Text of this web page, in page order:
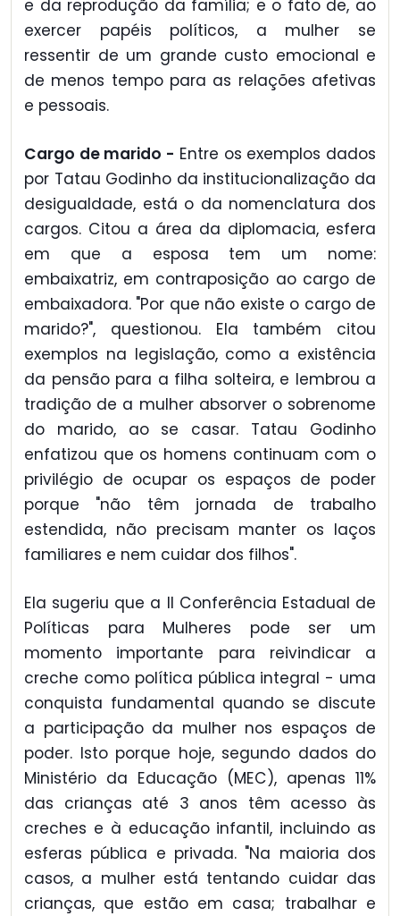
e da reprodução da família; e o fato de, ao
exercer papéis políticos, a mulher se
ressentir de um grande custo emocional e
de menos tempo para as relações afetivas
e pessoais.
Cargo de marido - Entre os exemplos dados
por Tatau Godinho da institucionalização da
desigualdade, está o da nomenclatura dos
cargos. Citou a área da diplomacia, esfera
em que a esposa tem um nome:
embaixatriz, em contraposição ao cargo de
embaixadora. "Por que não existe o cargo de
marido?", questionou. Ela também citou
exemplos na legislação, como a existência
da pensão para a filha solteira, e lembrou a
tradição de a mulher absorver o sobrenome
do marido, ao se casar. Tatau Godinho
enfatizou que os homens continuam com o
privilégio de ocupar os espaços de poder
porque "não têm jornada de trabalho
estendida, não precisam manter os laços
familiares e nem cuidar dos filhos".
Ela sugeriu que a II Conferência Estadual de
Políticas para Mulheres pode ser um
momento importante para reivindicar a
creche como política pública integral - uma
conquista fundamental quando se discute
a participação da mulher nos espaços de
poder. Isto porque hoje, segundo dados do
Ministério da Educação (MEC), apenas 11%
das crianças até 3 anos têm acesso às
creches e à educação infantil, incluindo as
esferas pública e privada. "Na maioria dos
casos, a mulher está tentando cuidar das
crianças, que estão em casa; trabalhar e